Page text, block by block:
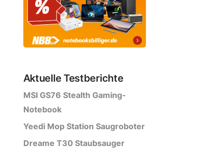
Aktuelle Testberichte
MSI GS76 Stealth Gaming-
Notebook
Yeedi Mop Station Saugroboter
Dreame T30 Staubsauger